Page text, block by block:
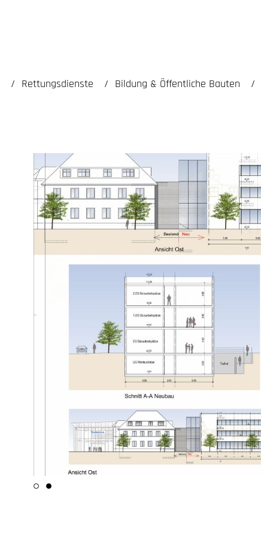
Rettungsdienste Bildung & Öffentliche Bauten